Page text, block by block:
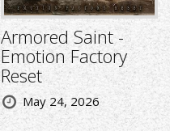
Armored Saint -
Emotion Factory
Reset
May 24, 2026